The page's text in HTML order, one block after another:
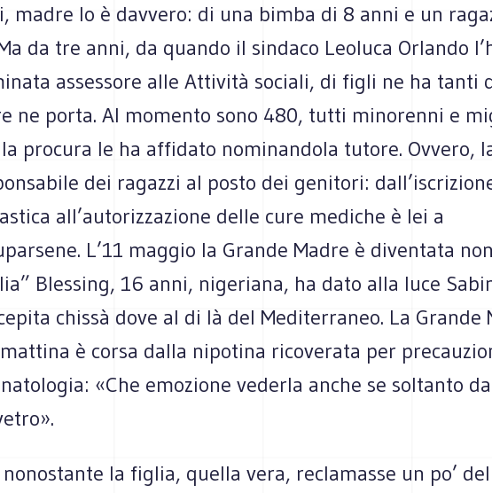
madre lo è davvero: di una bimba di 8 anni e un
da tre anni, da quando il sindaco Leoluca Orlando
assessore alle Attività sociali, di figli ne ha tanti
ne porta. Al momento sono 480, tutti minorenni e
procura le ha affidato nominandola tutore. Ovvero,
dei ragazzi al posto dei genitori:
all’autorizzazione delle cure mediche è lei a
L’11 maggio la Grande Madre è diventata
Blessing, 16 anni, nigeriana, ha dato alla luce
chissà dove al di là del Mediterraneo. La Grande
è corsa dalla nipotina ricoverata per
«Che emozione vederla anche se soltanto
nonostante la figlia, quella vera, reclamasse un po’